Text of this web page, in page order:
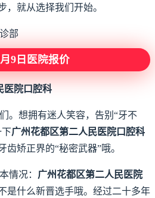
，就从选择我们开始。
9日医院报价
医院口腔科
。想拥有迷人笑容，告别“牙不
下广州花都区第二人民医院口腔科
矫正界的“秘密武器”哦。
情况： 广州花都区第二人民医院
是什么新晋选手哦。经过二十多年